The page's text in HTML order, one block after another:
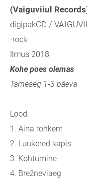
(Vaiguviiul
digipakCD /
-rock-
Ilmus 2018
Kohe poes olemas
Tarneaeg 1-3 päeva
Lood:
1. Aina rohkem
2. Luukered kapis
3. Kohtumine
4. Brežneviaeg